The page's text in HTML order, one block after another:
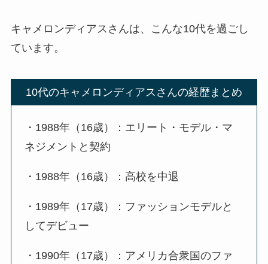
キャメロンディアスさんは、こんな10代を過ごし
ています。
10代のキャメロンディアスさんの経歴まとめ
・1988年（16歳）：エリート・モデル・マ
ネジメントと契約
・1988年（16歳）：高校を中退
・1989年（17歳）：ファッションモデルと
してデビュー
・1990年（17歳）：アメリカ合衆国のファ